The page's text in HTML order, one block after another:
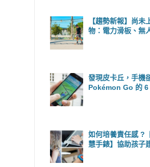
【趨勢新報】尚未
物：電力滑板、無
發現皮卡丘，手機
Pokémon Go 的 6
如何培養責任感 ?
慧手錶】協助孩子